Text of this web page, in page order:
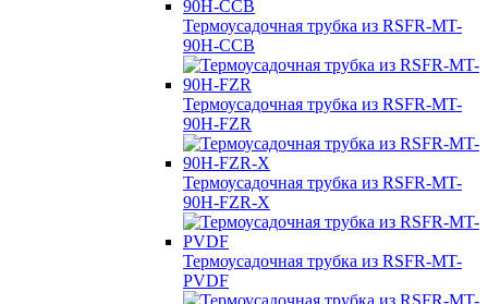
Термоусадочная трубка из RSFR-MT-
90H-CCB
Термоусадочная трубка из RSFR-MT-
90H-FZR
Термоусадочная трубка из RSFR-MT-
90H-FZR-X
Термоусадочная трубка из RSFR-MT-
PVDF